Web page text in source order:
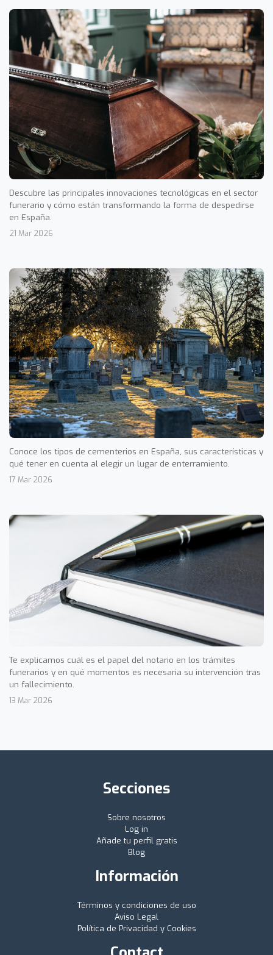
Descubre las principales innovaciones tecnológicas en el sector
funerario y cómo están transformando la forma de despedirse
en España.
21 Mar 2026
Conoce los tipos de cementerios en España, sus características y
qué tener en cuenta al elegir un lugar de enterramiento.
17 Mar 2026
Te explicamos cuál es el papel del notario en los trámites
funerarios y en qué momentos es necesaria su intervención tras
un fallecimiento.
13 Mar 2026
Secciones
Sobre nosotros
Log in
Añade tu perfil gratis
Blog
Información
Términos y condiciones de uso
Aviso Legal
Política de Privacidad y Cookies